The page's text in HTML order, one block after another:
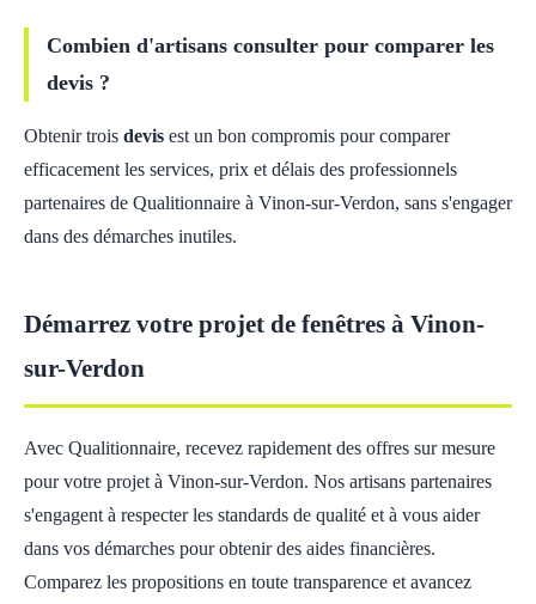
Combien d'artisans consulter pour comparer les
devis ?
Obtenir trois devis est un bon compromis pour comparer
efficacement les services, prix et délais des professionnels
partenaires de Qualitionnaire à Vinon-sur-Verdon, sans s'engager
dans des démarches inutiles.
Démarrez votre projet de fenêtres à Vinon-
sur-Verdon
Avec Qualitionnaire, recevez rapidement des offres sur mesure
pour votre projet à Vinon-sur-Verdon. Nos artisans partenaires
s'engagent à respecter les standards de qualité et à vous aider
dans vos démarches pour obtenir des aides financières.
Comparez les propositions en toute transparence et avancez